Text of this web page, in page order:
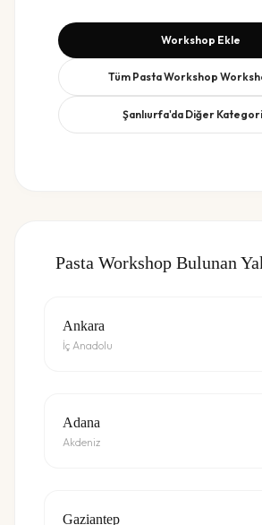
Workshop Ekle
Tüm Pasta Workshop
Şanlıurfa'da Diğer
Pasta Workshop Bulunan
Ankara
İç Anadolu
Adana
Akdeniz
Gaziantep